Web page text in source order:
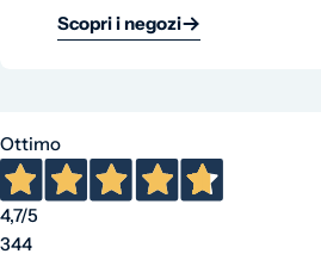
Scopri i negozi
Ottimo
4,7/5
344